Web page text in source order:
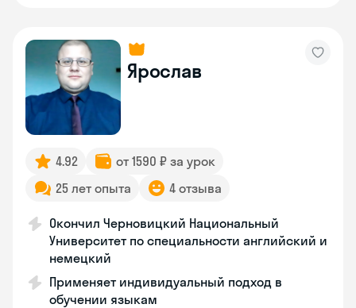
Ярослав
4.92
от 1590 ₽ за урок
25 лет опыта
4 отзыва
Окончил Черновицкий Национальный
Университет по специальности английский и
немецкий
Применяет индивидуальный подход в
обучении языкам